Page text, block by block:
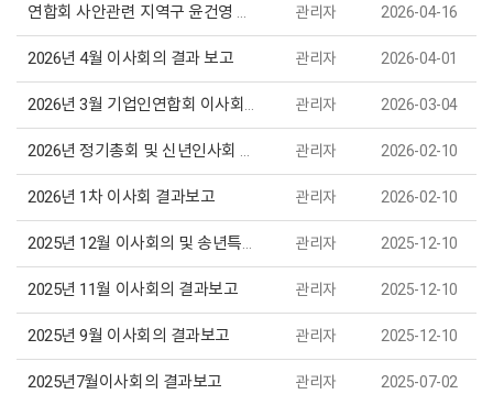
관리자 2026-04-16
2026년 4월 이사회의 결과 보고 관리자 2026-04-01
관리자 2026-03-04
관리자 2026-02-10
2026년 1차 이사회 결과보고 관리자 2026-02-10
관리자 2025-12-10
2025년 11월 이사회의 결과보고 관리자 2025-12-10
2025년 9월 이사회의 결과보고 관리자 2025-12-10
2025년7월이사회의 결과보고 관리자 2025-07-02